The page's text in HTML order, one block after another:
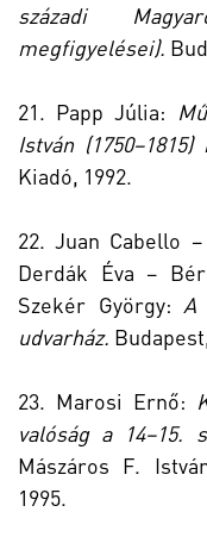
századi
megfigyelései).
21. Papp Júlia:
István (1750–1815)
Kiadó, 1992.
22. Juan Cabello
Derdák Éva –
Szekér György: A
udvarház.
23. Marosi Ernő:
valóság a 14–15.
Mászáros F.
1995.